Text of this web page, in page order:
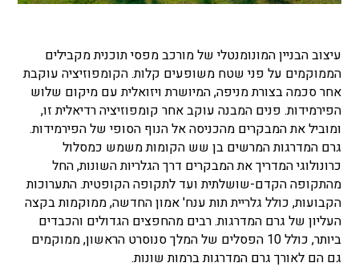
עיצוב הבניין המונומנטלי שלמורכב מפסי תוכנית מקבילים
הממוקמים על פני שטח משופעים קלות. הקומפוזיציה עוקבת
אחר סכמה בצורת מניפה, המיושרת ויזואלית עם מיקום שלוש
הפירמידות. פנים המבנה עוקב אחר קומפוזיציה רדיאלית זו,
ומוביל את המבקרים מהכניסה אל הנוף הסופי של הפירמידות.
גרם המדרגות המרשים בן שש הקומות משמש כמסלול
כרונולוגי המדריך את המבקרים דרך הגלריות השונות, החל
מהתקופה הקדם-שושלתית ועד לתקופה הקופטית. התערוכות
הקבועות, כולל גלריית תות ענח' אמון החדשה, ממוקמות בקצה
העליון של גרם המדרגות. רבים מהחפצים הגדולים והכבדים
ביותר, כולל 10 הפסלים של המלך סנוסרט הראשון, ממוקמים
גם הם לאורך גרם המדרגות ברמות שונות.